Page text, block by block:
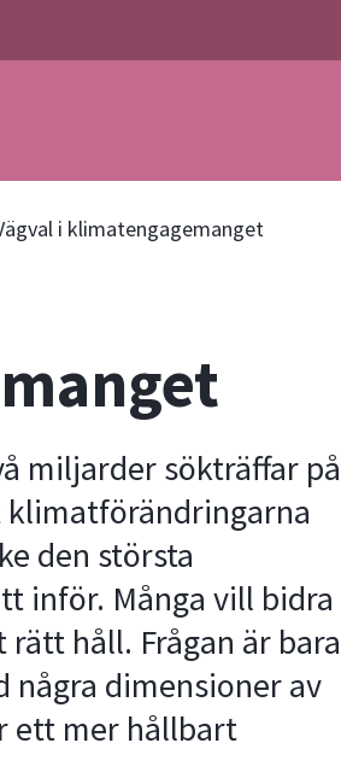
i klimatengagemanget
miljarder sökträffar på
klimatförändringarna
den största
inför. Många vill bidra
håll. Frågan är bara
några dimensioner av
ett mer hållbart